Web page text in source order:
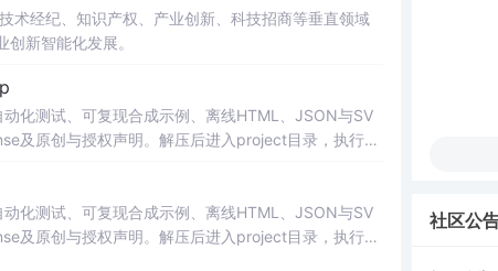
术经纪、知识产权、产业创新、科技招商等垂直领域
新智能化发展。
化测试、可复现合成示例、离线HTML、JSON与SV
及原创与授权声明。解压后进入project目录，执行np
程、测试审计和课程实践。
化测试、可复现合成示例、离线HTML、JSON与SV
及原创与授权声明。解压后进入project目录，执行np
社区公